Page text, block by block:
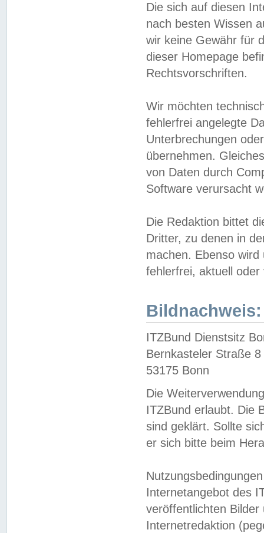
Die sich auf diesen
nach besten Wissen
wir keine Gewähr für
dieser Homepage
Rechtsvorschriften.
Wir möchten
fehlerfrei angelegte
Unterbrechungen
übernehmen.
von Daten durch
Software verursacht
Die Redaktion bittet
Dritter, zu denen in
machen. Ebenso
fehlerfrei, aktuell oder
Bildnachweis:
ITZBund Dienstsitz
Bernkasteler Straße 8
53175 Bonn
Die
ITZBund erlaubt. Die
sind geklärt. Sollte
er sich bitte beim
Internetangebot des
veröffentlichten
Internetredaktion